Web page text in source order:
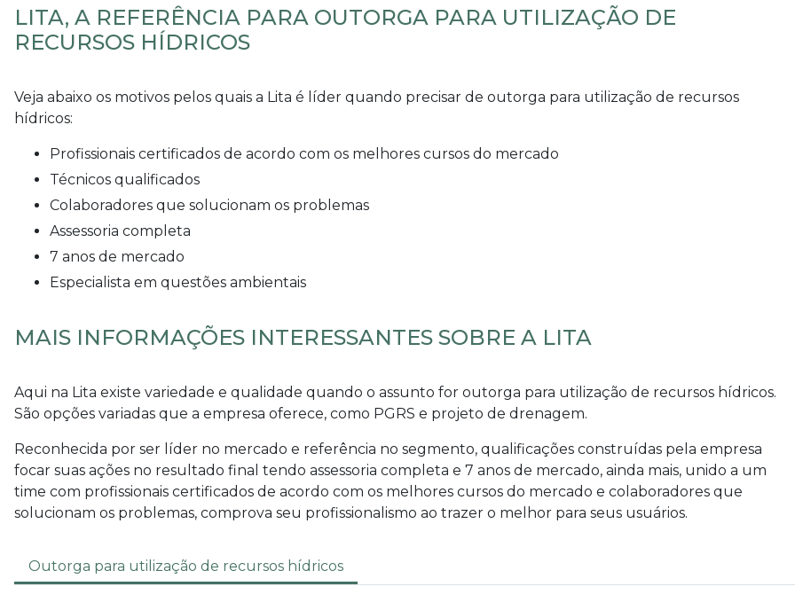
LITA, A REFERÊNCIA PARA OUTORGA PARA UTILIZAÇÃO DE
RECURSOS HÍDRICOS
Veja abaixo os motivos pelos quais a Lita é líder quando precisar de outorga para utilização de recursos
hídricos:
profissionais certificados de acordo com os melhores cursos do mercado
técnicos qualificados
colaboradores que solucionam os problemas
assessoria completa
7 anos de mercado
especialista em questões ambientais
MAIS INFORMAÇÕES INTERESSANTES SOBRE A LITA
Aqui na Lita existe variedade e qualidade quando o assunto for outorga para utilização de recursos hídricos.
São opções variadas que a empresa oferece, como PGRS e projeto de drenagem.
Reconhecida por ser líder no mercado e referência no segmento, qualificações construídas pela empresa
focar suas ações no resultado final tendo assessoria completa e 7 anos de mercado, ainda mais, unido a um
time com profissionais certificados de acordo com os melhores cursos do mercado e colaboradores que
solucionam os problemas, comprova seu profissionalismo ao trazer o melhor para seus usuários.
Outorga para utilização de recursos hídricos